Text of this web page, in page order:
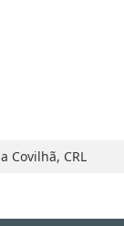
Covilhã, CRL